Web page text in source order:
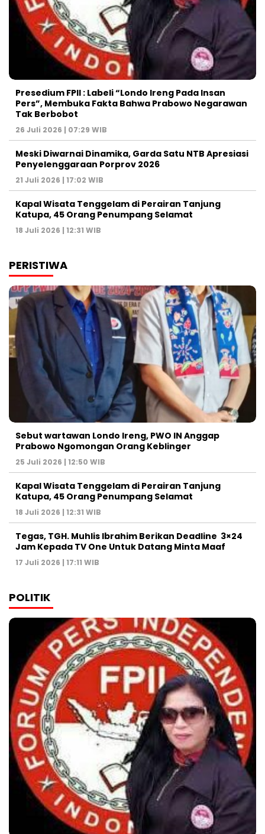
Presedium FPII : Labeli “Londo Ireng Pada Insan
Pers”, Membuka Fakta Bahwa Prabowo Negarawan
Tak Berbobot
26 Juli 2026 | 07:29 WIB
Meski Diwarnai Dinamika, Garda Satu NTB Apresiasi
Penyelenggaraan Porprov 2026 ‎
21 Juli 2026 | 17:02 WIB
Kapal Wisata Tenggelam di Perairan Tanjung
Katupa, 45 Orang Penumpang Selamat
18 Juli 2026 | 12:31 WIB
PERISTIWA
Sebut wartawan Londo Ireng, PWO IN Anggap
Prabowo Ngomongan Orang Keblinger
25 Juli 2026 | 12:50 WIB
Kapal Wisata Tenggelam di Perairan Tanjung
Katupa, 45 Orang Penumpang Selamat
18 Juli 2026 | 12:31 WIB
Tegas, TGH. Muhlis Ibrahim Berikan Deadline 3×24
Jam Kepada TV One Untuk Datang Minta Maaf
17 Juli 2026 | 17:11 WIB
POLITIK